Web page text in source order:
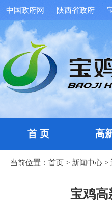
中国政府网 陕西省政府
首 页 高
当前位置： 首页 > 新闻中心 >
宝鸡